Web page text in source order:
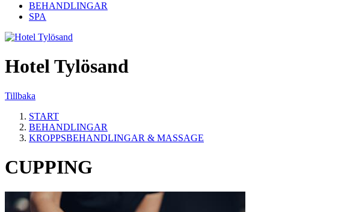
BEHANDLINGAR
SPA
Hotel Tylösand
Tillbaka
START
BEHANDLINGAR
KROPPSBEHANDLINGAR & MASSAGE
CUPPING